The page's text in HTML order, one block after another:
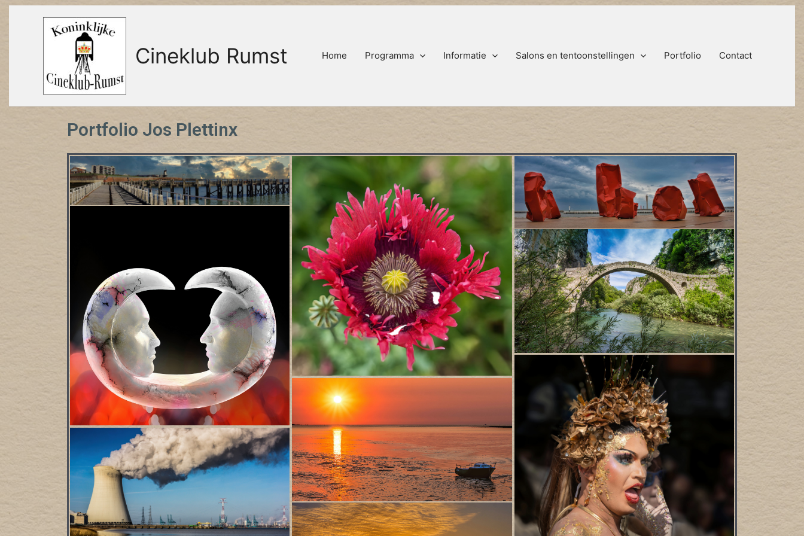
Cineklub Rumst Home Programma Informatie Salons en tentoonstellingen Portfolio Contact
Portfolio Jos Plettinx